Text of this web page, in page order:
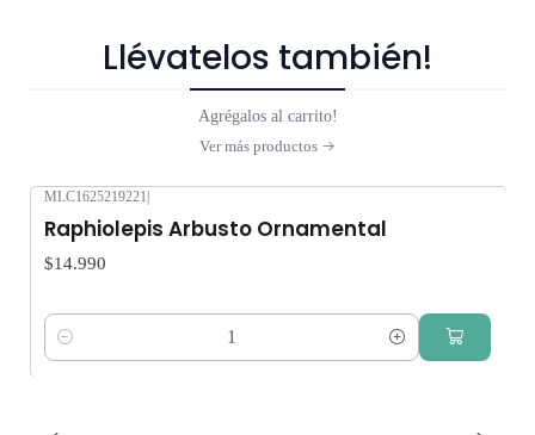
Llévatelos también!
Agrégalos al carrito!
Ver más productos
MLC1625219221 |
Raphiolepis Arbusto Ornamental
$14.990
Cantidad